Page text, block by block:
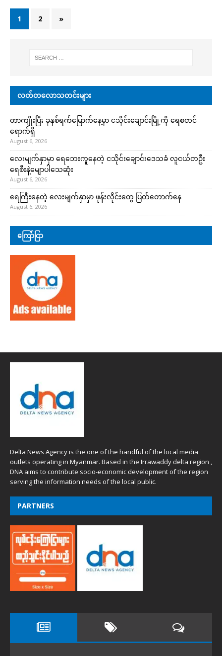
1 2 »
လတ်တလောသတင်းများ
တာကျိုးပြီး ခုနှစ်ရက်မြောက်နေ့မှာ ငသိုင်းချောင်းမြို့ကို ရေစတင်
ရောက်ရှိ
August 6, 2026
လေးမျက်နှာမှာ ရေဘေးကူနေတဲ့ ငသိုင်းချောင်းဒေသခံ လူငယ်တဦး
ရေစီးနဲ့မျောပါသေဆုံး
August 6, 2026
ရေကြီးနေတဲ့ လေးမျက်နှာမှာ ဖုန်းလိုင်းတွေ ပြတ်တောက်နေ
August 6, 2026
ကြော်ငြာ
Delta News Agency is the one of the handful of the local media
outlets operating in Myanmar. Based in the Irrawaddy delta region ,
DNA aims to contribute socio-economic development of the region
serving the information needs of the local public.
PARTNERS